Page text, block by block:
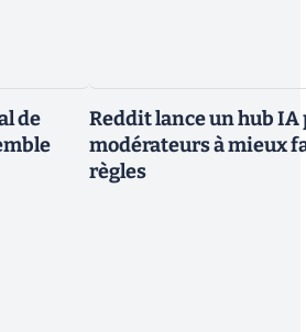
de
Reddit lance un hub IA
modérateurs à mieux
règles